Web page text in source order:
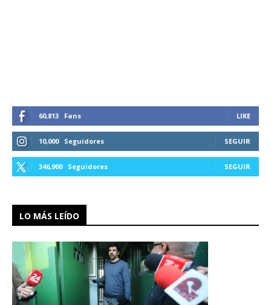
60,813 Fans LIKE
10,000 Seguidores SEGUIR
346,900 Seguidores SEGUIR
LO MÁS LEÍDO